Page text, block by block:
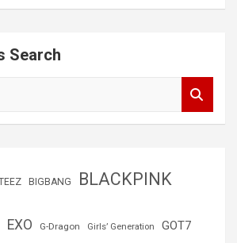
Search
BIGBANG BLACKPINK
EXO G-Dragon Girls’ Generation GOT7